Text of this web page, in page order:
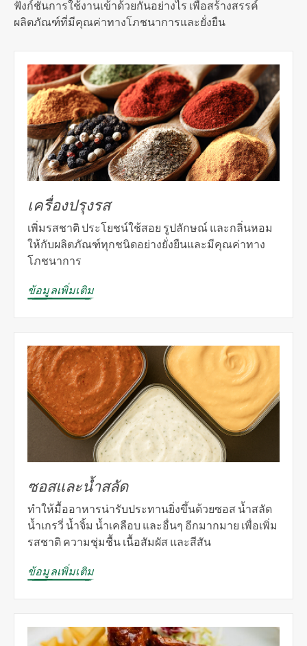
ฟังก์ชันการใช้งานเข้าด้วยกันอย่างไร เพื่อสร้างสรรค์
ผลิตภัณฑ์ที่มีคุณค่าทางโภชนาการและยั่งยืน
เครื่องปรุงรส
เพิ่มรสชาติ ประโยชน์ใช้สอย รูปลักษณ์ และกลิ่นหอม
ให้กับผลิตภัณฑ์ทุกชนิดอย่างยั่งยืนและมีคุณค่าทาง
โภชนาการ
ข้อมูลเพิ่มเติม
ซอสและน้ำสลัด
ทำให้มื้ออาหารน่ารับประทานยิ่งขึ้นด้วยซอส น้ำสลัด
น้ำเกรวี่ น้ำจิ้ม น้ำเคลือบ และอื่นๆ อีกมากมาย เพื่อเพิ่ม
รสชาติ ความชุ่มชื้น เนื้อสัมผัส และสีสัน
ข้อมูลเพิ่มเติม